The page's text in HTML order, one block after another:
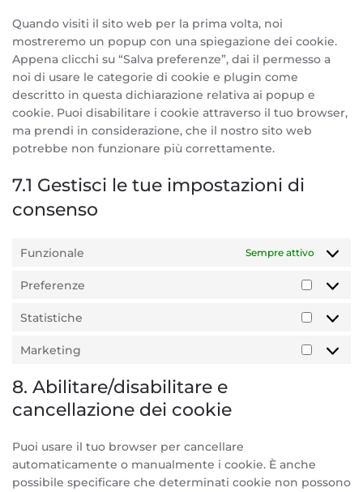
Quando visiti il sito web per la prima volta, noi
mostreremo un popup con una spiegazione dei cookie.
Appena clicchi su “Salva preferenze”, dai il permesso a
noi di usare le categorie di cookie e plugin come
descritto in questa dichiarazione relativa ai popup e
cookie. Puoi disabilitare i cookie attraverso il tuo browser,
ma prendi in considerazione, che il nostro sito web
potrebbe non funzionare più correttamente.
7.1 Gestisci le tue impostazioni di
consenso
Funzionale Sempre attivo
Preferenze
Statistiche
Marketing
8. Abilitare/disabilitare e
cancellazione dei cookie
Puoi usare il tuo browser per cancellare
automaticamente o manualmente i cookie. È anche
possibile specificare che determinati cookie non possono